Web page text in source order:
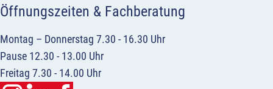
Öffnungszeiten & Fachberatung
Montag – Donnerstag 7.30 - 16.30 Uhr
Pause 12.30 - 13.00 Uhr
Freitag 7.30 - 14.00 Uhr